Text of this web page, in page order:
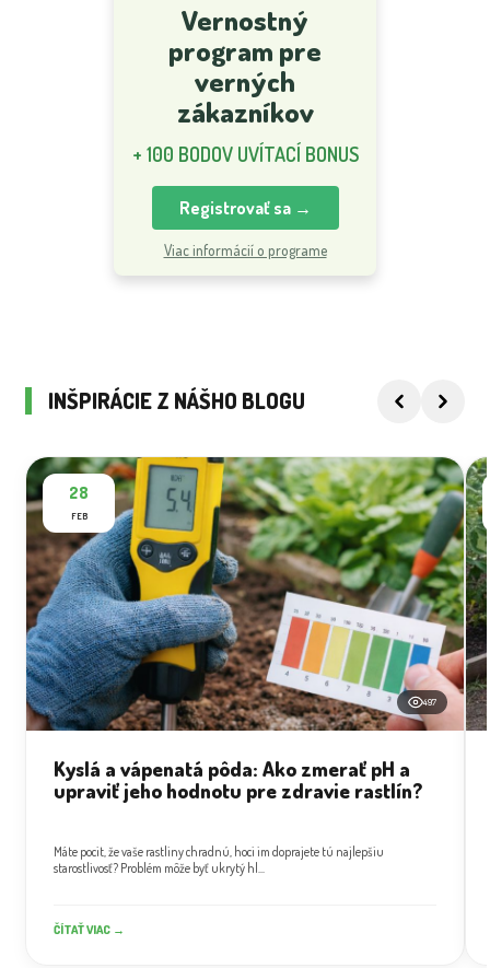
Vernostný
program pre
verných
zákazníkov
+ 100 BODOV UVÍTACÍ BONUS
Registrovať sa →
Viac informácií o programe
INŠPIRÁCIE Z NÁŠHO BLOGU
28
FEB
497
Kyslá a vápenatá pôda: Ako zmerať pH a
upraviť jeho hodnotu pre zdravie rastlín?
Máte pocit, že vaše rastliny chradnú, hoci im doprajete tú najlepšiu
starostlivosť? Problém môže byť ukrytý hl...
ČÍTAŤ VIAC →